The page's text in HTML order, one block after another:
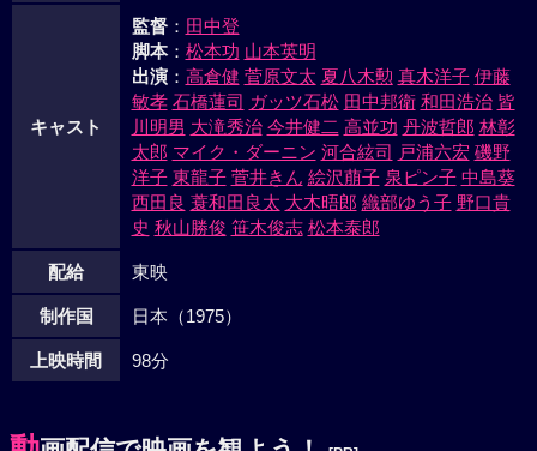
今となっては大滝の覚悟はできていた。その大滝は悪徳MP
と刑事と組んで摩耶埠頭でダイヤ強奪計画の片捧をかついで
いた。この情報をキャッチした団たちは埠頭を急襲、凄まじ
い銃撃戦がくり展げられた。丸山、ノウガキたちが次々と死
んだ。やがて倉庫の中で対決した団と大滝は狂ったように撃
ち合い、大滝の最後を見届けた団も、マキの胸の中で死ん
だ。涙にくれるマキは、団を抱え、ガソリン鑵をめがけて発
砲した。倉庫へ突入寸前の包囲陣の目の前が、轟音ととも
に、炎上した。ギャング団の凄まじい生きざまを象徴するか
のように……。
キャスト
監督： 田中登
脚本： 松本功 山本英明
出演： 高倉健 菅原文太 夏八木勲 真木洋子 伊藤
敏孝 石橋蓮司 ガッツ石松 田中邦衛 和田浩治 皆
川明男 大滝秀治 今井健二 高並功 丹波哲郎 林彰
太郎 マイク・ダーニン 河合絃司 戸浦六宏 磯野
洋子 東龍子 菅井きん 絵沢萠子 泉ピン子 中島葵
西田良 蓑和田良太 大木晤郎 織部ゆう子 野口貴
史 秋山勝俊 笹木俊志 松本泰郎
配給 東映
制作国 日本（1975）
上映時間 98分